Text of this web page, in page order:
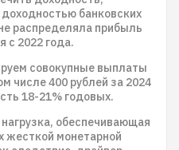
банковских
распределяла прибыль
с 2022 года.
совокупные выплаты
числе 400 рублей за 2024
18-21% годовых.
обеспечивающая
жесткой монетарной